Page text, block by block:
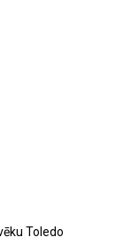
Toledo